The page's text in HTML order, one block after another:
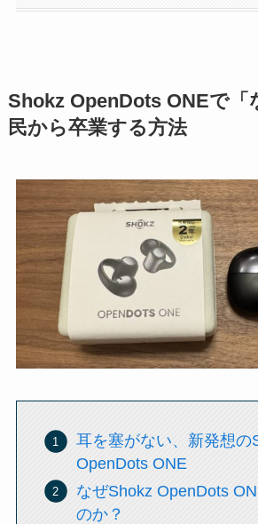
Shokz OpenDots ONEで「
民から卒業する方法
耳を塞がない、新発想の
OpenDots ONE
なぜShokz OpenDots
のか？